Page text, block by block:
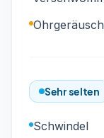
Sehr selten
Schwindel